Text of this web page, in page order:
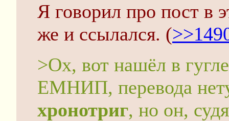
Я говорил про пост в
же и ссылался. (
>Ох, вот нашёл в
ЕМНИП, перевода
хронотриг, но он,